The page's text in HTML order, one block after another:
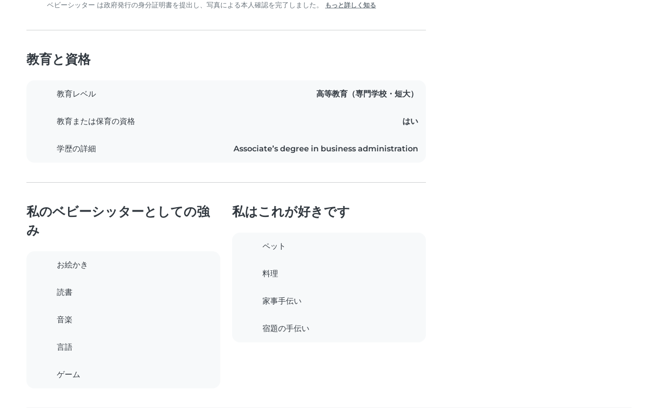
ベビーシッター は政府発行の身分証明書を提出し、写真による本人確認を完了しました。 もっと詳しく知る
教育と資格
教育レベル 高等教育（専門学校・短大）
教育または保育の資格 はい
学歴の詳細 Associate’s degree in business administration
私のベビーシッターとしての強
み
お絵かき
読書
音楽
言語
ゲーム
私はこれが好きです
ペット
料理
家事手伝い
宿題の手伝い